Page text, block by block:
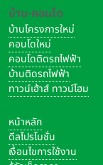
บ้าน-คอนโด
บ้านโครงการใหม่
คอนโดใหม่
คอนโดติดรถไฟฟ้า
บ้านติดรถไฟฟ้า
ทาวน์เฮ้าส์ ทาวน์โฮม
หน้าหลัก
ดีลโปรโมชั่น
เงื่อนไขการใช้งาน